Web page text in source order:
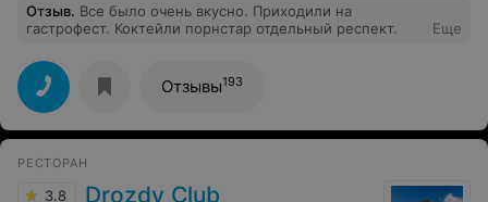
Отзыв. Все было очень вкусно. Приходили на
гастрофест. Коктейли порнстар отдельный респект.
Еще
Отзывы193
РЕСТОРАН
3.8 Drozdy Club